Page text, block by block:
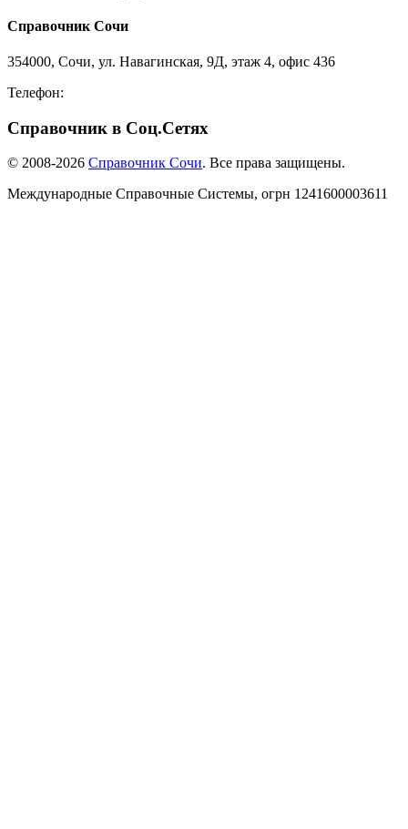
Справочник Сочи
354000, Сочи, ул. Навагинская, 9Д, этаж 4, офис 436
Телефон:
Справочник в Соц.Сетях
© 2008-2026 Справочник Сочи. Все права защищены.
Международные Справочные Системы, огрн 1241600003611